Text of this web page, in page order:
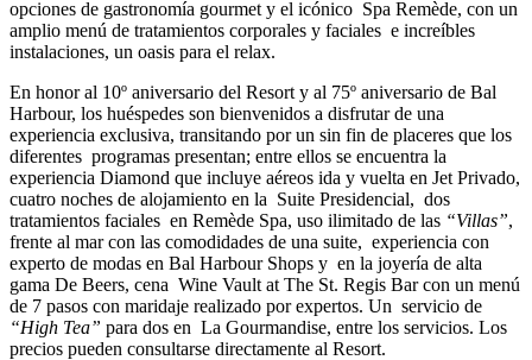
opciones de gastronomía gourmet y el icónico Spa Remède, con un
amplio menú de tratamientos corporales y faciales e increíbles
instalaciones, un oasis para el relax.
En honor al 10º aniversario del Resort y al 75º aniversario de Bal
Harbour, los huéspedes son bienvenidos a disfrutar de una
experiencia exclusiva, transitando por un sin fin de placeres que los
diferentes programas presentan; entre ellos se encuentra la
experiencia Diamond que incluye aéreos ida y vuelta en Jet Privado,
cuatro noches de alojamiento en la Suite Presidencial, dos
tratamientos faciales en Remède Spa, uso ilimitado de las “Villas”,
frente al mar con las comodidades de una suite, experiencia con
experto de modas en Bal Harbour Shops y en la joyería de alta
gama De Beers, cena Wine Vault at The St. Regis Bar con un menú
de 7 pasos con maridaje realizado por expertos. Un servicio de
“High Tea” para dos en La Gourmandise, entre los servicios. Los
precios pueden consultarse directamente al Resort.